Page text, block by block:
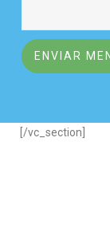
[/vc_section]